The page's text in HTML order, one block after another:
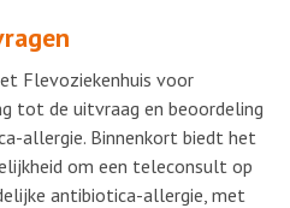
Flevoziekenhuis voor
tot de uitvraag en beoordeling
allergie. Binnenkort biedt het
om een teleconsult op
antibiotica-allergie, met